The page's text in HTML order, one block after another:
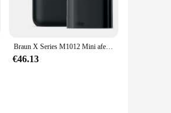
Braun X Series M1012 Mini afeitadora para hombres, afeitadora de barba eléctrica recargable lavable de doble uso en seco y húmedo, Original
€46.13